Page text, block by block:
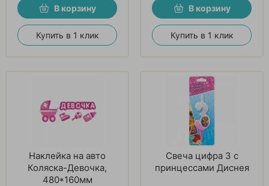
В корзину
Купить в 1 клик
В корзину
Купить в 1 клик
Наклейка на авто
Коляска-Девочка,
480*160мм
Свеча цифра 3 с
принцессами Диснея